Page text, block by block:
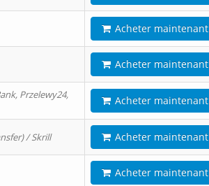
Acheter maintenant
Acheter maintenant
Przelewy24, Acheter maintenant
/ Skrill Acheter maintenant
Acheter maintenant